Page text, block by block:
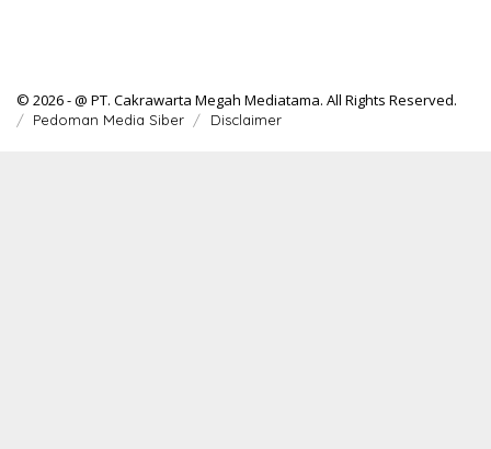
© 2026 - @ PT. Cakrawarta Megah Mediatama. All Rights Reserved.
Pedoman Media Siber Disclaimer